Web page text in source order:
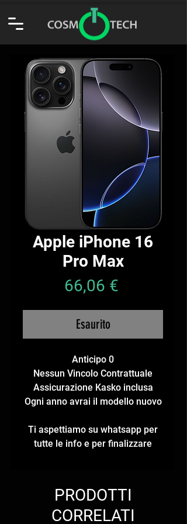
Apple iPhone 16
Pro Max
66,06 €
Esaurito
Anticipo 0
Nessun Vincolo Contrattuale
Assicurazione Kasko inclusa
Ogni anno avrai il modello nuovo
Ti aspettiamo su whatsapp per
tutte le info e per finalizzare
PRODOTTI
CORRELATI